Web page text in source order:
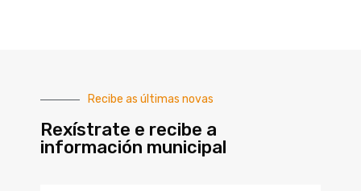
Recibe as últimas novas
Rexístrate e recibe a
información municipal